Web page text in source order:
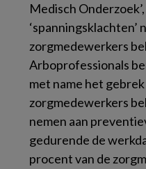
Medisch Onderzoek’,
‘spanningsklachten’
zorgmedewerkers
Arboprofessionals
met name het
zorgmedewerkers
nemen aan
gedurende de
procent van de